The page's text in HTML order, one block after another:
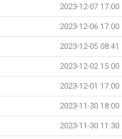
2023-12-07 17:00
2023-12-06 17:00
2023-12-05 08:41
2023-12-02 15:00
2023-12-01 17:00
2023-11-30 18:00
2023-11-30 11:30